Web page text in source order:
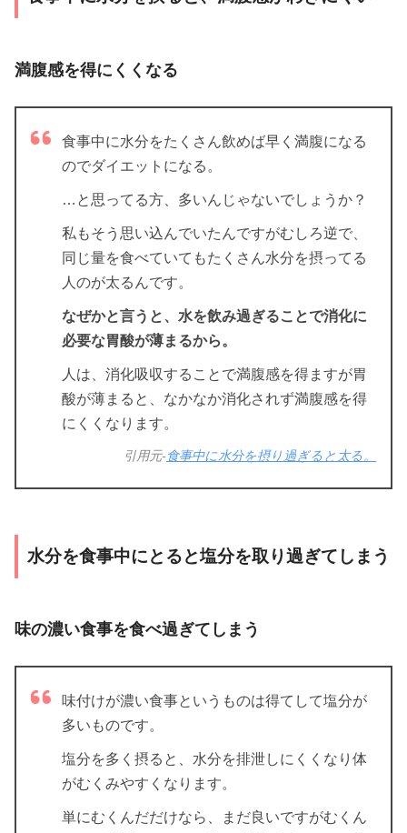
満腹感を得にくくなる
食事中に水分をたくさん飲めば早く満腹になる
のでダイエットになる。
…と思ってる方、多いんじゃないでしょうか？
私もそう思い込んでいたんですがむしろ逆で、
同じ量を食べていてもたくさん水分を摂ってる
人のが太るんです。
なぜかと言うと、水を飲み過ぎることで消化に
必要な胃酸が薄まるから。
人は、消化吸収することで満腹感を得ますが胃
酸が薄まると、なかなか消化されず満腹感を得
にくくなります。
引用元-食事中に水分を摂り過ぎると太る。
水分を食事中にとると塩分を取り過ぎてしまう
味の濃い食事を食べ過ぎてしまう
味付けが濃い食事というものは得てして塩分が
多いものです。
塩分を多く摂ると、水分を排泄しにくくなり体
がむくみやすくなります。
単にむくんだだけなら、まだ良いですがむくん